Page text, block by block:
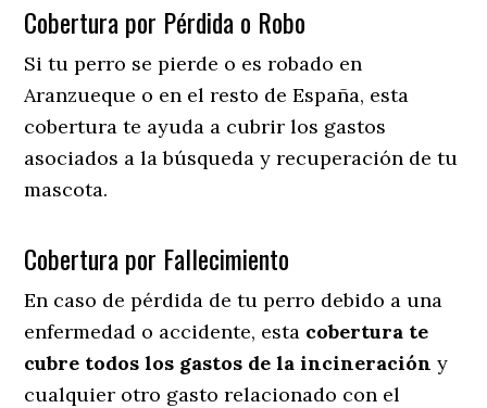
Cobertura por Pérdida o Robo
Si tu perro se pierde o es robado en
Aranzueque o en el resto de España, esta
cobertura te ayuda a cubrir los gastos
asociados a la búsqueda y recuperación de tu
mascota.
Cobertura por Fallecimiento
En caso de pérdida de tu perro debido a una
enfermedad o accidente, esta cobertura te
cubre todos los gastos de la incineración y
cualquier otro gasto relacionado con el